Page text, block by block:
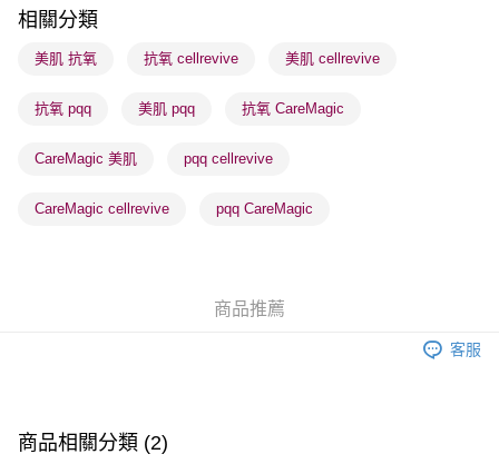
順豐站及營業點 - 確認發貨後1-3個工作天送達
物流公司進行物流配送
取。逾期會取消訂單，並不會安排重寄
取。逾期會取消訂單，並不會安排重寄
相關分類
美肌 抗氧 抗氧 cellrevive 美肌 cellrevive
抗氧 pqq 美肌 pqq 抗氧 CareMagic
CareMagic 美肌 pqq cellrevive
CareMagic cellrevive pqq CareMagic
商品推薦
客服
商品相關分類 (2)